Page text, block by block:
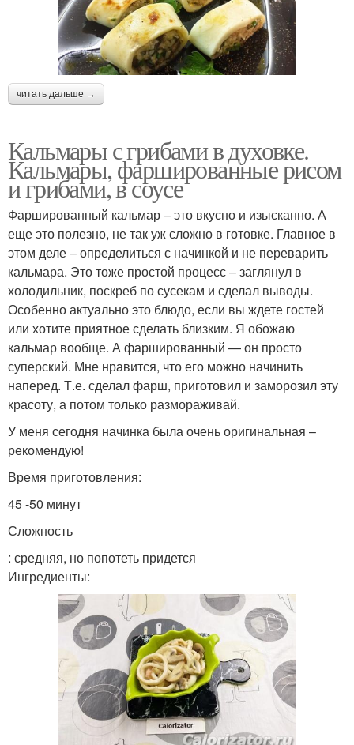
читать дальше →
Кальмары с грибами в духовке.
Кальмары, фаршированные рисом
и грибами, в соусе
Фаршированный кальмар – это вкусно и изысканно. А
еще это полезно, не так уж сложно в готовке. Главное в
этом деле – определиться с начинкой и не переварить
кальмара. Это тоже простой процесс – заглянул в
холодильник, поскреб по сусекам и сделал выводы.
Особенно актуально это блюдо, если вы ждете гостей
или хотите приятное сделать близким. Я обожаю
кальмар вообще. А фаршированный — он просто
суперский. Мне нравится, что его можно начинить
наперед. Т.е. сделал фарш, приготовил и заморозил эту
красоту, а потом только размораживай.
У меня сегодня начинка была очень оригинальная –
рекомендую!
Время приготовления:
45 -50 минут
Сложность
: средняя, но попотеть придется
Ингредиенты: